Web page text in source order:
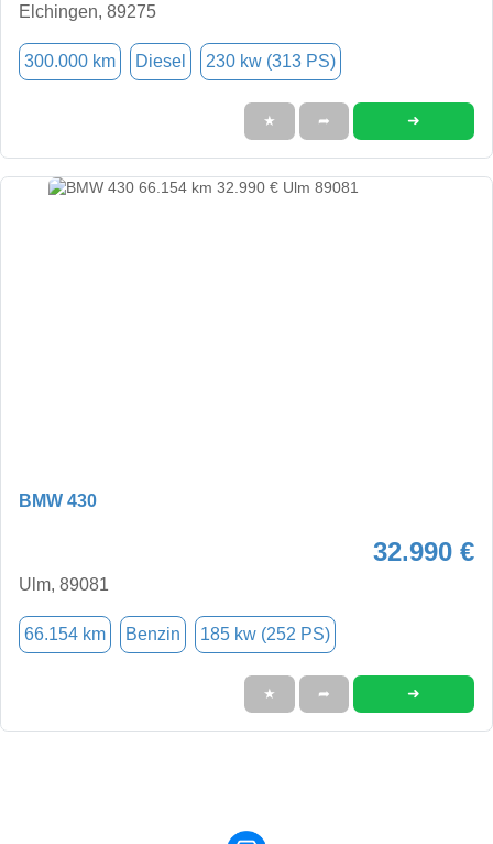
Elchingen, 89275
300.000 km Diesel 230 kw (313 PS)
★ ➦ ➜
BMW 430
32.990 €
Ulm, 89081
66.154 km Benzin 185 kw (252 PS)
★ ➦ ➜